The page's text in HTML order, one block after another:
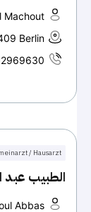
Machout
Berlin
/ Hausarzt
الطبيب
Abbas